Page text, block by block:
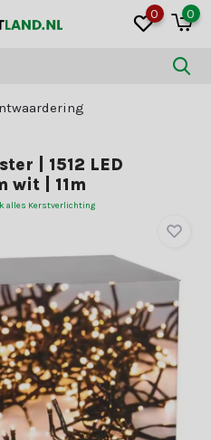
0 0
| 1512 LED
wit | 11m
alles Kerstverlichting